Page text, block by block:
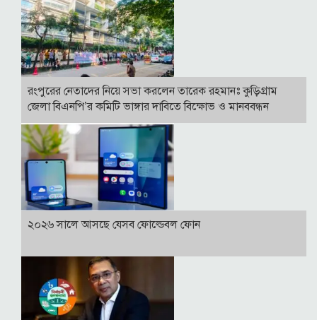
রংপুরের নেতাদের নিয়ে সভা করলেন তারেক রহমানঃ কুড়িগ্রাম
জেলা বিএনপি’র কমিটি ভাঙ্গার দাবিতে বিক্ষোভ ও মানববন্ধন
২০২৬ সালে আসছে যেসব ফোল্ডেবল ফোন